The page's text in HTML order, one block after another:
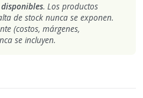
disponibles. Los productos
de stock nunca se exponen.
(costos, márgenes,
se incluyen.